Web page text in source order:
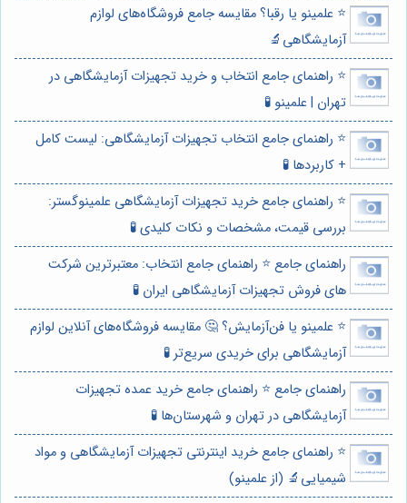
⭐️ علمینو یا رقبا؟ مقایسه جامع فروشگاه‌های لوازم
آزمایشگاهی🔬
⭐️ راهنمای جامع انتخاب و خرید تجهیزات آزمایشگاهی در
تهران | علمینو 🧪
⭐️ راهنمای جامع انتخاب تجهیزات آزمایشگاهی: لیست کامل
+ کاربردها 🧪
⭐️ راهنمای جامع خرید تجهیزات آزمایشگاهی علمینوگستر:
بررسی قیمت، مشخصات و نکات کلیدی 🧪
راهنمای جامع ⭐️ راهنمای جامع انتخاب: معتبرترین شرکت
های فروش تجهیزات آزمایشگاهی ایران 🧪
⭐️ علمینو یا فن‌آزمایش؟ 🤔 مقایسه فروشگاه‌های آنلاین لوازم
آزمایشگاهی برای خریدی سریع‌تر 🧪
راهنمای جامع ⭐️ راهنمای جامع خرید عمده تجهیزات
آزمایشگاهی در تهران و شهرستان‌ها 🧪
⭐️ راهنمای جامع خرید اینترنتی تجهیزات آزمایشگاهی و مواد
شیمیایی🔬 (از علمینو)